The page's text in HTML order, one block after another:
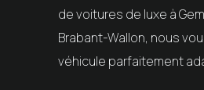
de voitures de luxe à
Brabant-Wallon, nous
véhicule parfaitement